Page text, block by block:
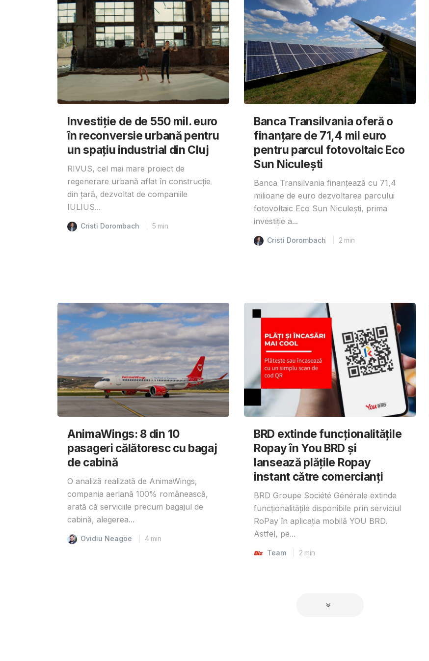
Investiție de de 550 mil. euro
în reconversie urbană pentru
un spațiu industrial din Cluj
RIVUS, cel mai mare proiect de
regenerare urbană aflat în construcție
din țară, dezvoltat de companiile
IULIUS...
Cristi Dorombach 5 min
Banca Transilvania oferă o
finanțare de 71,4 mil euro
pentru parcul fotovoltaic Eco
Sun Niculești
Banca Transilvania finanțează cu 71,4
milioane de euro dezvoltarea parcului
fotovoltaic Eco Sun Niculești, prima
investiție a...
Cristi Dorombach 2 min
AnimaWings: 8 din 10
pasageri călătoresc cu bagaj
de cabină
O analiză realizată de AnimaWings,
compania aeriană 100% românească,
arată că serviciile precum bagajul de
cabină, alegerea...
Ovidiu Neagoe 4 min
BRD extinde funcționalitățile
Ropay în You BRD și
lansează plățile Ropay
instant către comercianți
BRD Groupe Société Générale extinde
funcționalitățile disponibile prin serviciul
RoPay în aplicația mobilă YOU BRD.
Astfel, pe...
Team 2 min